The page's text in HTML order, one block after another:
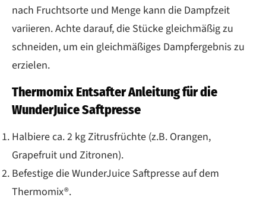
nach Fruchtsorte und Menge kann die Dampfzeit
variieren. Achte darauf, die Stücke gleichmäßig zu
schneiden, um ein gleichmäßiges Dampfergebnis zu
erzielen.
Thermomix Entsafter Anleitung für die
WunderJuice Saftpresse
Halbiere ca. 2 kg Zitrusfrüchte (z.B. Orangen,
Grapefruit und Zitronen).
Befestige die WunderJuice Saftpresse auf dem
Thermomix®.